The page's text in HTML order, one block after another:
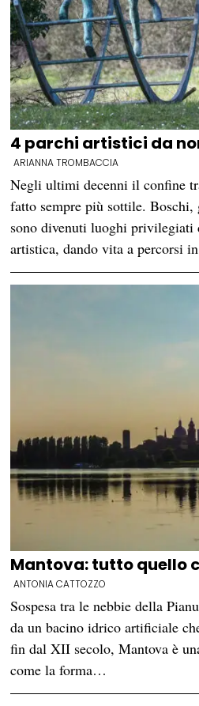
4 parchi artistici da
ARIANNA TROMBACCIA
Negli ultimi decenni il confine
fatto sempre più sottile.
sono divenuti luoghi privilegiati
artistica, dando vita a percorsi
Mantova: tutto quello
ANTONIA CATTOZZO
Sospesa tra le nebbie della
da un bacino idrico artificiale
fin dal XII secolo, Mantova è
come la forma…